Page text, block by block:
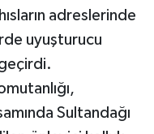
adreslerinde
uyuşturucu
Sultandağı